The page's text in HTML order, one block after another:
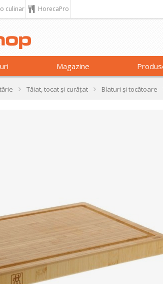
culinar HorecaPro
Magazine
Tăiat, tocat și curățat Blaturi și tocătoare